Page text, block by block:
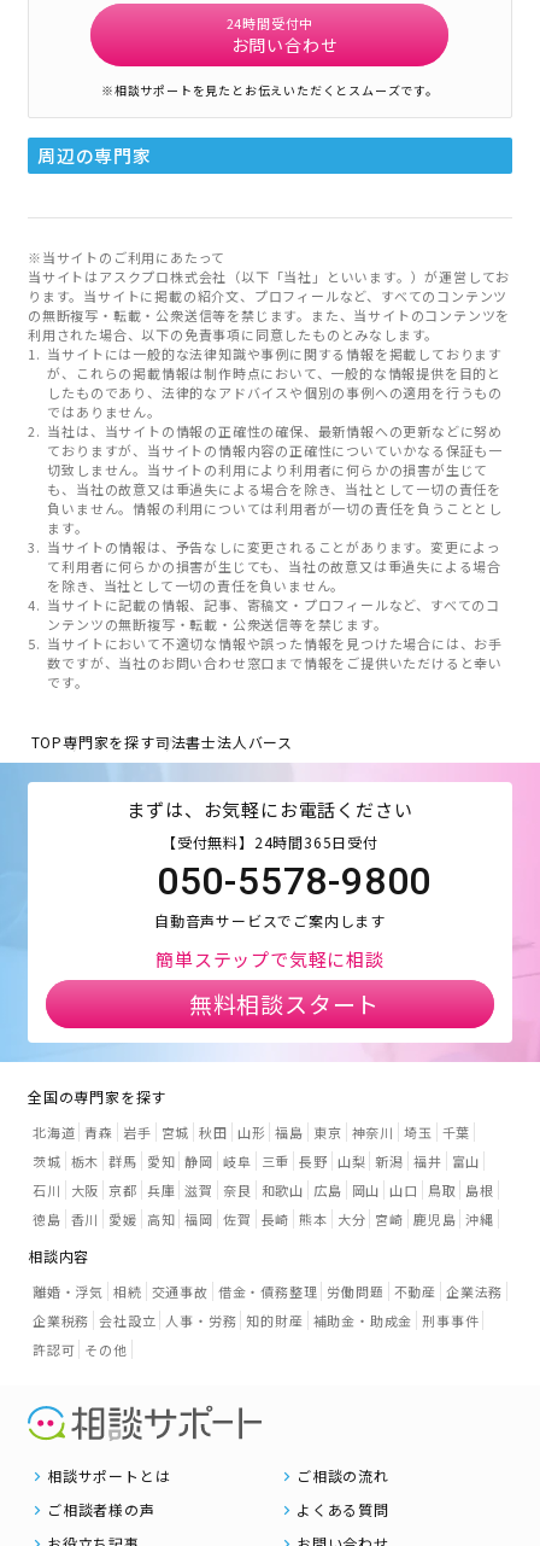
24時間受付中
お問い合わせ
※相談サポートを見たとお伝えいただくとスムーズです。
周辺の専門家
※当サイトのご利用にあたって
当サイトはアスクプロ株式会社（以下「当社」といいます。）が運営してお
ります。当サイトに掲載の紹介文、プロフィールなど、すべてのコンテンツ
の無断複写・転載・公衆送信等を禁じます。また、当サイトのコンテンツを
利用された場合、以下の免責事項に同意したものとみなします。
当サイトには一般的な法律知識や事例に関する情報を掲載しております
が、これらの掲載情報は制作時点において、一般的な情報提供を目的と
したものであり、法律的なアドバイスや個別の事例への適用を行うもの
ではありません。
当社は、当サイトの情報の正確性の確保、最新情報への更新などに努め
ておりますが、当サイトの情報内容の正確性についていかなる保証も一
切致しません。当サイトの利用により利用者に何らかの損害が生じて
も、当社の故意又は重過失による場合を除き、当社として一切の責任を
負いません。情報の利用については利用者が一切の責任を負うこととし
ます。
当サイトの情報は、予告なしに変更されることがあります。変更によっ
て利用者に何らかの損害が生じても、当社の故意又は重過失による場合
を除き、当社として一切の責任を負いません。
当サイトに記載の情報、記事、寄稿文・プロフィールなど、すべてのコ
ンテンツの無断複写・転載・公衆送信等を禁じます。
当サイトにおいて不適切な情報や誤った情報を見つけた場合には、お手
数ですが、当社のお問い合わせ窓口まで情報をご提供いただけると幸い
です。
TOP専門家を探す司法書士法人バース
まずは、お気軽にお電話ください
【受付無料】24時間365日受付
050-5578-9800
自動音声サービスでご案内します
簡単ステップで気軽に相談
無料相談スタート
全国の専門家を探す
北海道 青森 岩手 宮城 秋田 山形 福島 東京 神奈川 埼玉
千葉
茨城 栃木 群馬 愛知 静岡 岐阜 三重 長野 山梨 新潟 福井
富山
石川
大阪 京都 兵庫 滋賀 奈良 和歌山 広島 岡山 山口 鳥取
島根
徳島 香川 愛媛 高知 福岡 佐賀 長崎 熊本 大分 宮崎 鹿児島 沖縄
相談内容
離婚・浮気 相続 交通事故 借金・債務整理 労働問題 不動産 企業法務
企業税務 会社設立 人事・労務 知的財産 補助金・助成金 刑事事件
許認可 その他
相談サポートとは
ご相談の流れ
ご相談者様の声
よくある質問